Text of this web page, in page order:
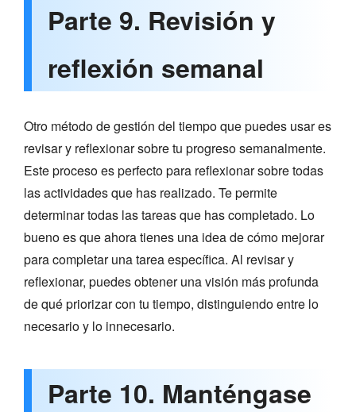
Parte 9. Revisión y
reflexión semanal
Otro método de gestión del tiempo que puedes usar es
revisar y reflexionar sobre tu progreso semanalmente.
Este proceso es perfecto para reflexionar sobre todas
las actividades que has realizado. Te permite
determinar todas las tareas que has completado. Lo
bueno es que ahora tienes una idea de cómo mejorar
para completar una tarea específica. Al revisar y
reflexionar, puedes obtener una visión más profunda
de qué priorizar con tu tiempo, distinguiendo entre lo
necesario y lo innecesario.
Parte 10. Manténgase